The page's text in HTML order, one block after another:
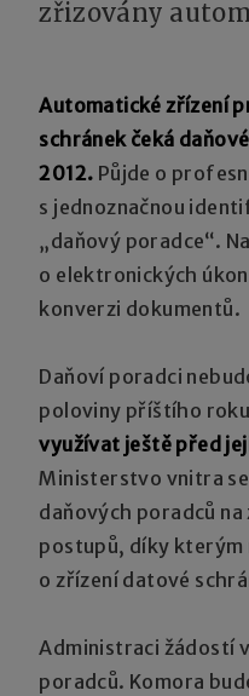
zřizovány
Automatické zřízení
schránek čeká
2012. Půjde o
s jednoznačnou
„daňový poradce“.
o elektronických
konverzi dokumentů.
Daňoví poradci
poloviny příštího
využívat ještě před
Ministerstvo vnitra
daňových poradců
postupů, díky kterým
o zřízení datové
Administraci žádostí
poradců. Komora